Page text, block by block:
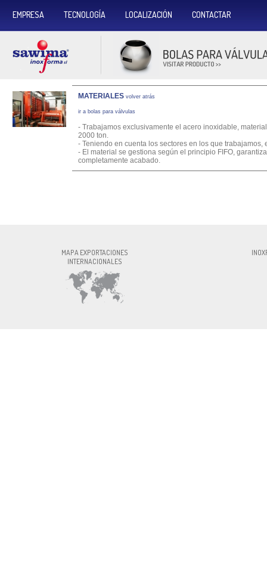
EMPRESA TECNOLOGÍA LOCALIZACIÓN CONTACTAR
MATERIALES volver atrás
ir a bolas para válvulas
- Trabajamos exclusivamente el acero inoxidable,
2000 ton.
- Teniendo en cuenta los sectores en los que
- El material se gestiona según el principio FIFO,
completamente acabado.
MAPA EXPORTACIONES
INTERNACIONALES